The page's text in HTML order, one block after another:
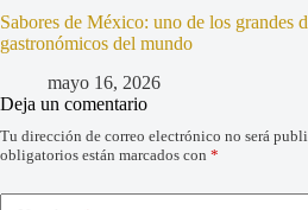
Sabores de México: uno de los grandes
gastronómicos del mundo
mayo 16, 2026
Deja un comentario
Tu dirección de correo electrónico no será
obligatorios están marcados con *